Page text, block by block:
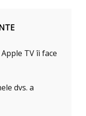
TV îi face
dvs. a